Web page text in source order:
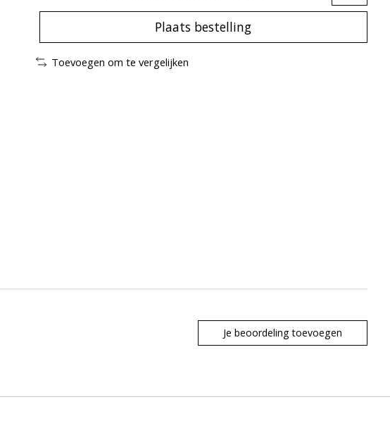
Plaats bestelling
Toevoegen om te vergelijken
Je beoordeling toevoegen